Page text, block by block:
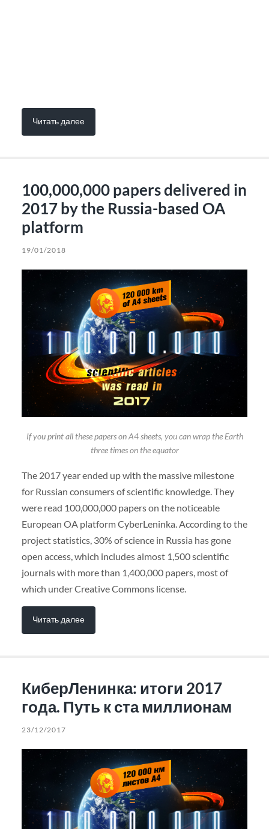
Читать далее
100,000,000 papers delivered in
2017 by the Russia-based OA
platform
19/01/2018
If you print all these papers on A4 sheets, you can wrap the Earth
three times on the equator
The 2017 year ended up with the massive milestone
for Russian consumers of scientific knowledge. They
were read 100,000,000 papers on the noticeable
European OA platform CyberLeninka. According to the
project statistics, 30% of science in Russia has gone
open access, which includes almost 1,500 scientific
journals with more than 1,400,000 papers, most of
which under Creative Commons license.
Читать далее
КиберЛенинка: итоги 2017
года. Путь к ста миллионам
23/12/2017